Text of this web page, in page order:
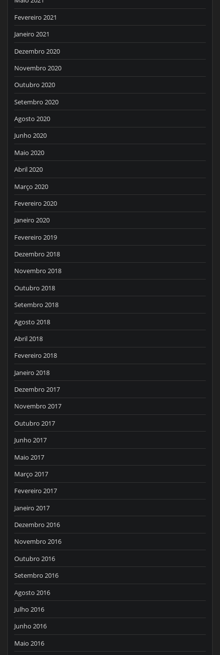
Fevereiro 2021
Janeiro 2021
Dezembro 2020
Novembro 2020
Outubro 2020
Setembro 2020
Agosto 2020
Junho 2020
Maio 2020
Abril 2020
Março 2020
Fevereiro 2020
Janeiro 2020
Fevereiro 2019
Dezembro 2018
Novembro 2018
Outubro 2018
Setembro 2018
Agosto 2018
Abril 2018
Fevereiro 2018
Janeiro 2018
Dezembro 2017
Novembro 2017
Outubro 2017
Junho 2017
Maio 2017
Março 2017
Fevereiro 2017
Janeiro 2017
Dezembro 2016
Novembro 2016
Outubro 2016
Setembro 2016
Agosto 2016
Julho 2016
Junho 2016
Maio 2016